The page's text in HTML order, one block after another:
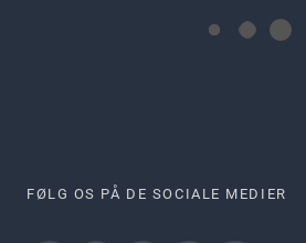
FØLG OS PÅ DE SOCIALE MEDIER